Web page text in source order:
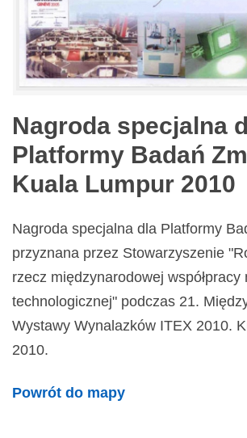
Nagroda specjalna
Platformy Badań
Kuala Lumpur 2010
Nagroda specjalna dla Platformy
przyznana przez Stowarzyszenie
rzecz międzynarodowej współpracy
technologicznej" podczas 21.
Wystawy Wynalazków ITEX 2010.
2010.
Powrót do mapy